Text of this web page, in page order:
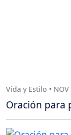
Vida y Estilo • NOV
Oración para